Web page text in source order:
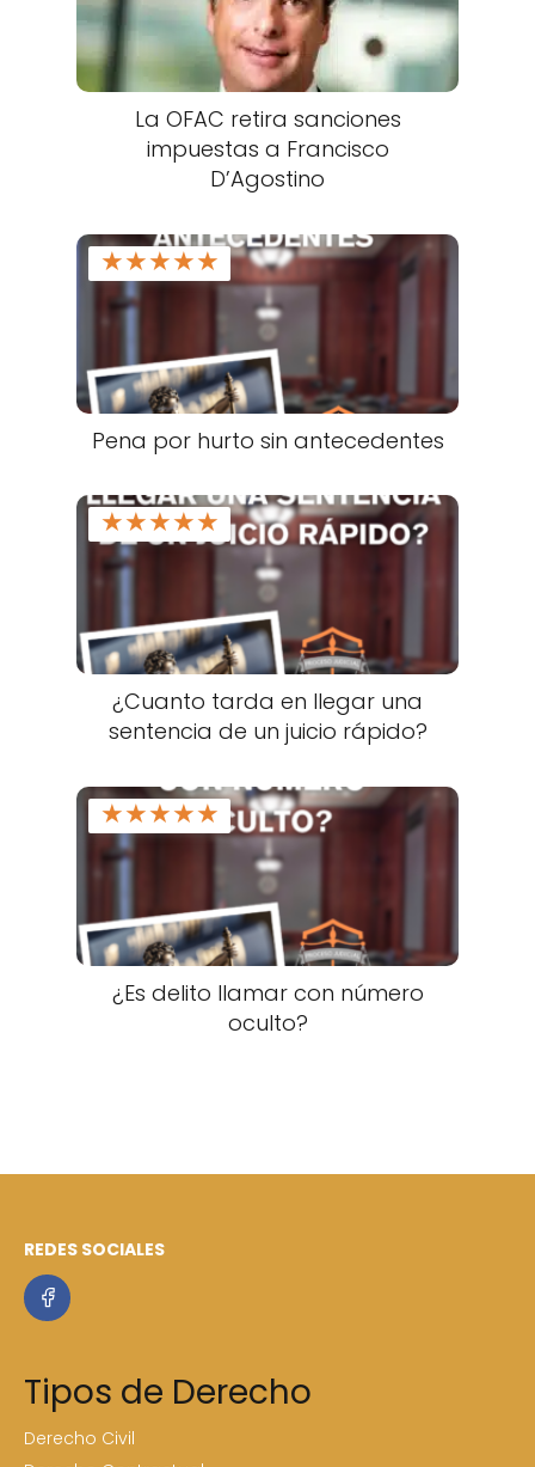
La OFAC retira sanciones
impuestas a Francisco
D’Agostino
★★★★★
Pena por hurto sin antecedentes
★★★★★
¿Cuanto tarda en llegar una
sentencia de un juicio rápido?
★★★★★
¿Es delito llamar con número
oculto?
REDES SOCIALES
Tipos de Derecho
Derecho Civil